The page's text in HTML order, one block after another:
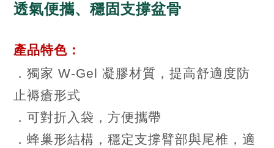
透氣便攜、穩固支撐盆骨
產品特色：
．獨家 W-Gel 凝膠材質，提高舒適度防
止褥瘡形式
．可對折入袋，方便攜帶
．蜂巢形結構，穩定支撐臂部與尾椎，適